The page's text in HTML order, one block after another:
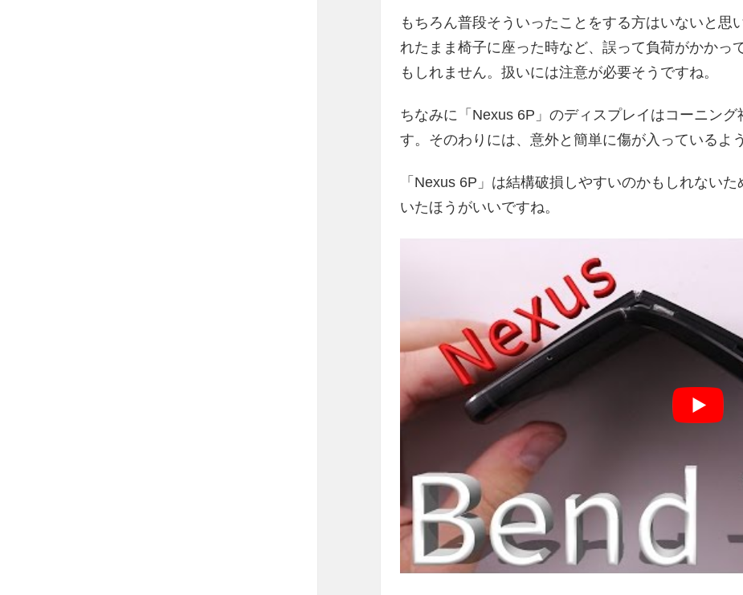
もちろん普段そういったことをする方はいないと思
れたまま椅子に座った時など、誤って負荷がかかっ
もしれません。扱いには注意が必要そうですね。
ちなみに「Nexus 6P」のディスプレイはコーニン
す。そのわりには、意外と簡単に傷が入っているよ
「Nexus 6P」は結構破損しやすいのかもしれない
いたほうがいいですね。